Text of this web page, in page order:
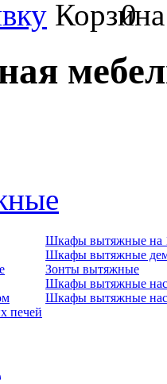
0
печей
Шкафы вытяжные на
Шкафы вытяжные
Зонты вытяжные
Шкафы вытяжные
Шкафы вытяжные